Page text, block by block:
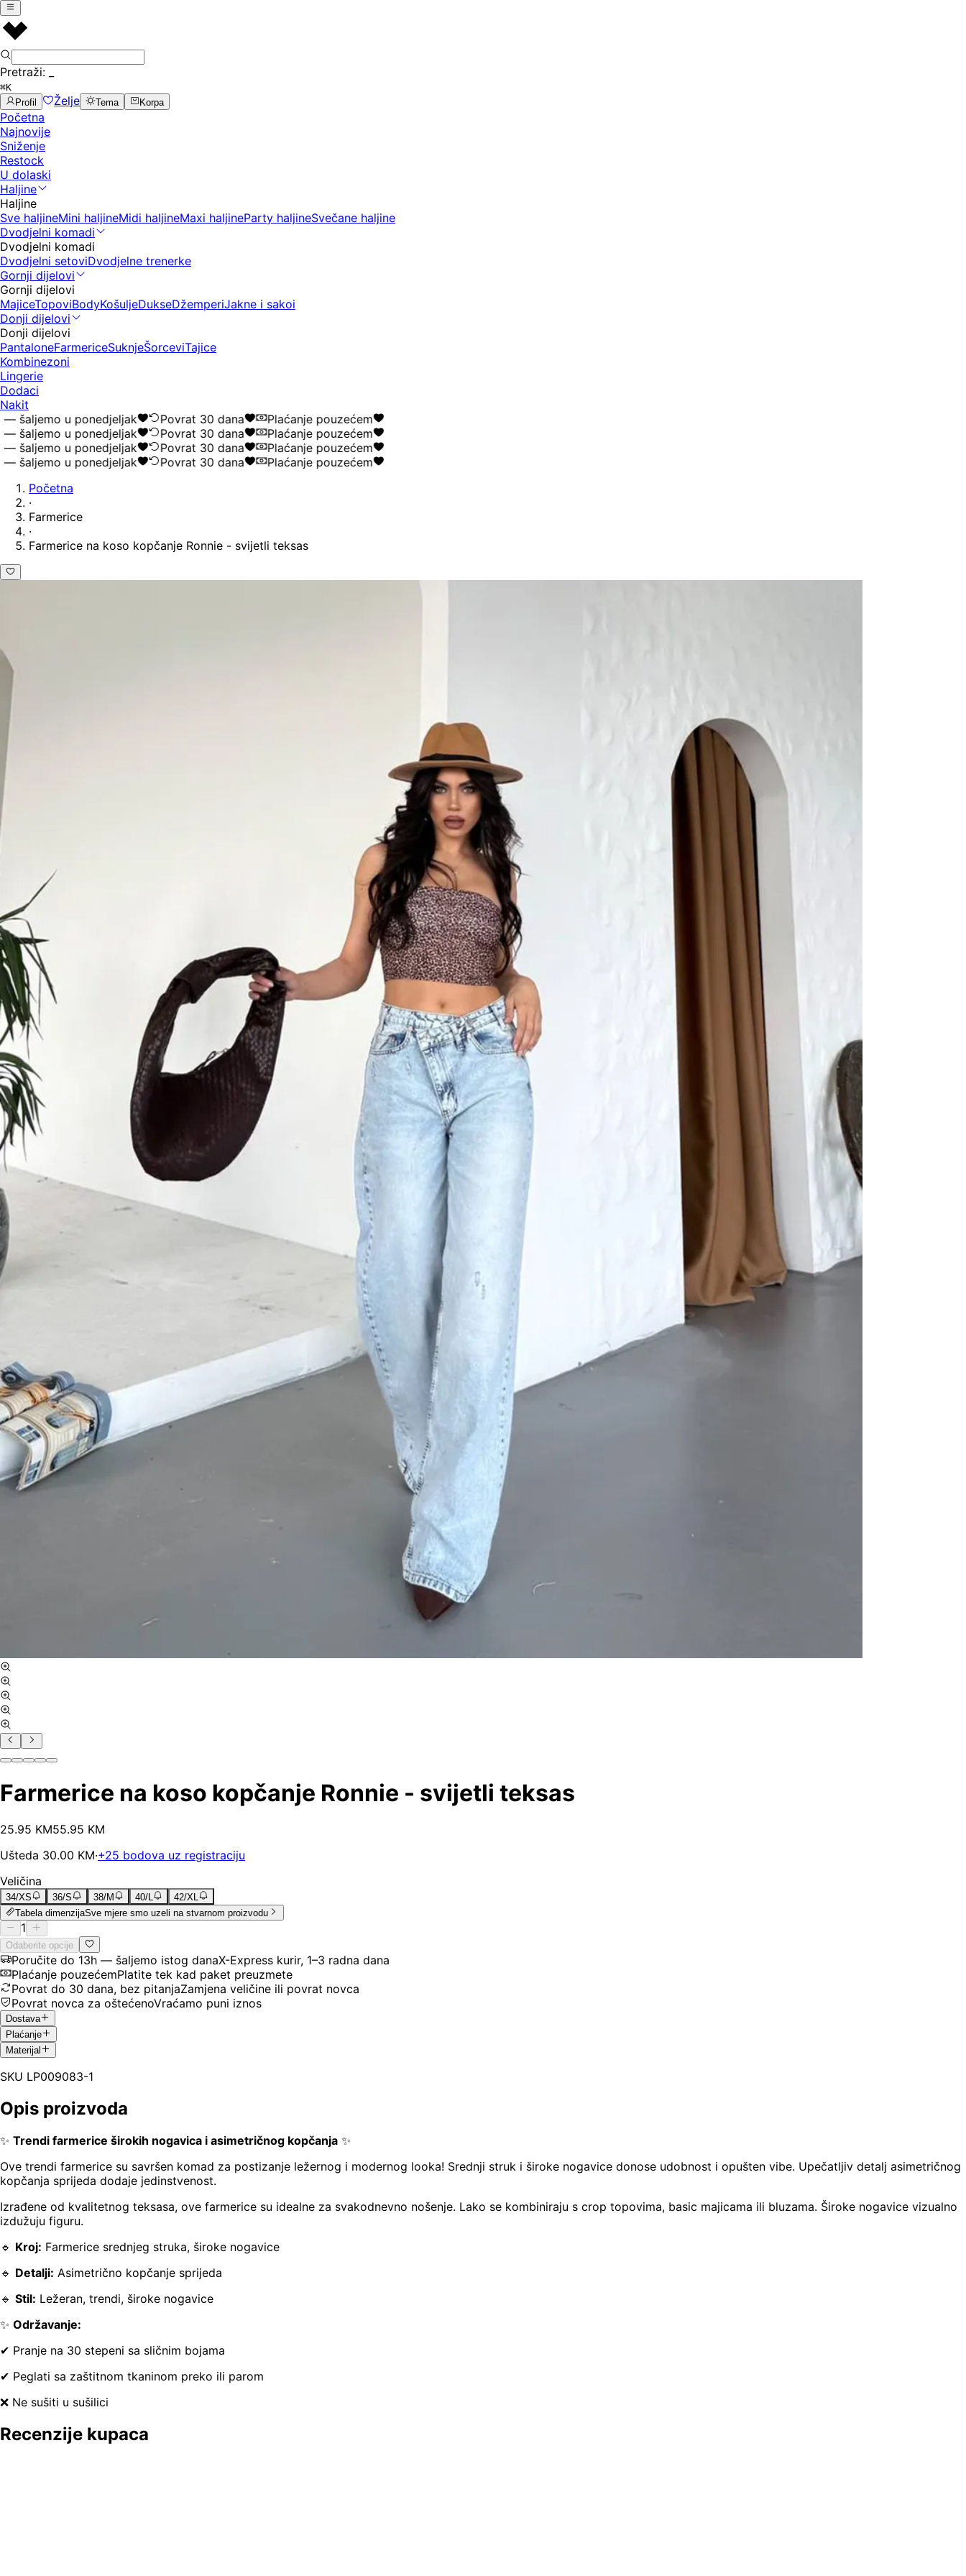
Pretraži:
⌘K
Profil
Želje Tema Korpa
Početna
Najnovije
Sniženje
Restock
U dolaski
Haljine
Haljine
Sve haljineMini haljineMidi haljineMaxi haljineParty haljineSvečane haljine
Dvodjelni komadi
Dvodjelni komadi
Dvodjelni setoviDvodjelne trenerke
Gornji dijelovi
Gornji dijelovi
MajiceTopoviBodyKošuljeDukseDžemperiJakne i sakoi
Donji dijelovi
Donji dijelovi
PantaloneFarmericeSuknjeŠorceviTajice
Kombinezoni
Lingerie
Dodaci
Nakit
u ponedjeljak
Povrat 30 dana
Plaćanje pouzećem
u ponedjeljak
Povrat 30 dana
Plaćanje pouzećem
u ponedjeljak
Povrat 30 dana
Plaćanje pouzećem
u ponedjeljak
Povrat 30 dana
Plaćanje pouzećem
Početna
·
Farmerice
·
Farmerice na koso kopčanje Ronnie - svijetli teksas
Farmerice na koso kopčanje Ronnie - svijetli teksas
25.95 KM55.95 KM
Ušteda 30.00 KM·+25 bodova uz registraciju
Veličina
34/XS 36/S 38/M 40/L
42/XL
Tabela dimenzijaSve mjere smo uzeli na stvarnom proizvodu
1
Odaberite opcije
Poručite do 13h — šaljemo istog danaX-Express kurir, 1–3 radna dana
Plaćanje pouzećemPlatite tek kad paket preuzmete
Povrat do 30 dana, bez pitanjaZamjena veličine ili povrat novca
Povrat novca za oštećenoVraćamo puni iznos
Dostava
Plaćanje
Materijal
SKU LP009083-1
Opis proizvoda
✨ Trendi farmerice širokih nogavica i asimetričnog kopčanja ✨
Ove trendi farmerice su savršen komad za postizanje ležernog i modernog looka! Srednji struk i široke nogavice donose udobnost i opušten vibe. Upečatljiv detalj asimetričnog
kopčanja sprijeda dodaje jedinstvenost.
Izrađene od kvalitetnog teksasa, ove farmerice su idealne za svakodnevno nošenje. Lako se kombiniraju s crop topovima, basic majicama ili bluzama. Široke nogavice vizualno
izdužuju figuru.
🔹 Kroj: Farmerice srednjeg struka, široke nogavice
🔹 Detalji: Asimetrično kopčanje sprijeda
🔹 Stil: Ležeran, trendi, široke nogavice
✨ Održavanje:
✔ Pranje na 30 stepeni sa sličnim bojama
✔ Peglati sa zaštitnom tkaninom preko ili parom
❌ Ne sušiti u sušilici
Recenzije kupaca